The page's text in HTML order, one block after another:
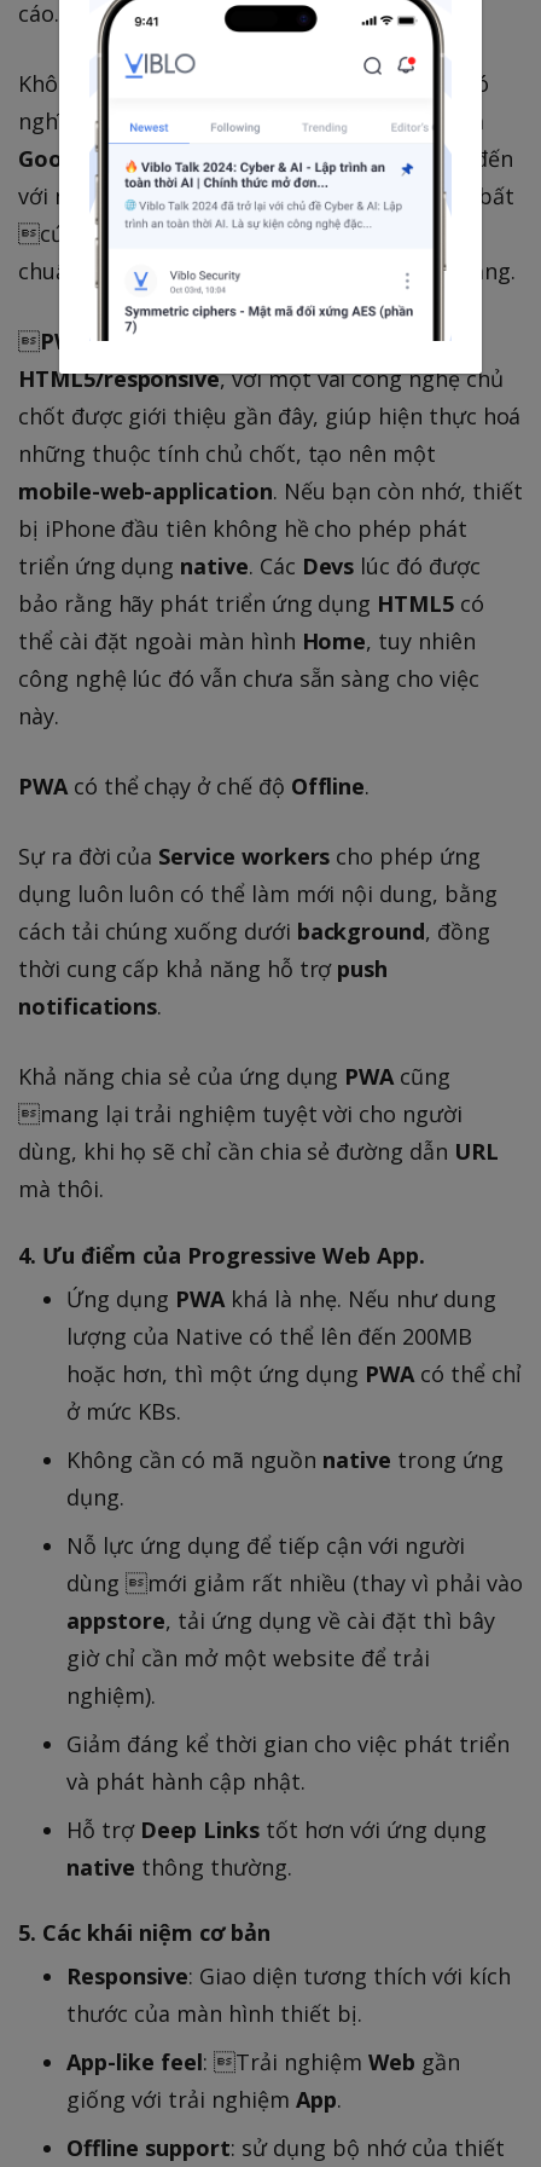
cáo.
Không cần phát hành trên App Store
cũng có
nghĩa là bạn sẽ không cần sự chấp thuận của
GooglehayAppleđể ứng dụng mình tạo ra đến
với người dùng. Phát hành các bản cập nhật bất
cứ khi nào mà không cần làm theo các tiêu
chuẩn, tiến trình phát hành gò bó của nền tảng.
PWA về cơ bản là một ứng dụng web
HTML5/responsive, với một vài công nghệ chủ
chốt được giới thiệu gần đây, giúp hiện thực hoá
những thuộc tính chủ chốt, tạo nên một
mobile-web-application. Nếu bạn còn nhớ, thiết
bị iPhone đầu tiên không hề cho phép phát
triển ứng dụng native. Các Devs lúc đó được
bảo rằng hãy phát triển ứng dụng HTML5có
thể cài đặt ngoài màn hình Home, tuy nhiên
công nghệ lúc đó vẫn chưa sẵn sàng cho việc
này.
PWAcó thể chạy ở chế độ Offline.
Sự ra đời của Service workers cho phép ứng
dụng luôn luôn có thể làm mới nội dung, bằng
cách tải chúng xuống dưới background, đồng
thời cung cấp khả năng hỗ trợ push
notifications.
Khả năng chia sẻ của ứng dụng PWAcũng
mang lại trải nghiệm tuyệt vời cho người
dùng, khi họ sẽ chỉ cần chia sẻ đường dẫn URL
mà thôi.
4. Ưu điểm của Progressive Web App.
Ứng dụng PWA khá là nhẹ. Nếu như dung
lượng của Native có thể lên đến 200MB
hoặc hơn, thì một ứng dụng PWA có thể chỉ
ở mức KBs.
Không cần có mã nguồn native trong ứng
dụng.
Nỗ lực ứng dụng để tiếp cận với người
dùng mới giảm rất nhiều (thay vì phải vào
appstore, tải ứng dụng về cài đặt thì bây
giờ chỉ cần mở một website để trải
nghiệm).
Giảm đáng kể thời gian cho việc phát triển
và phát hành cập nhật.
Hỗ trợ Deep Links tốt hơn với ứng dụng
native thông thường.
5. Các khái niệm cơ bản
Responsive: Giao diện tương thích với kích
thước của màn hình thiết bị.
App-like feel: Trải nghiệm Web gần
giống với trải nghiệm App.
Offline support: sử dụng bộ nhớ của thiết